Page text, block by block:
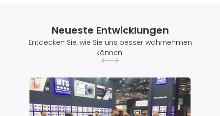
Neueste Entwicklungen
Entdecken Sie, wie Sie uns besser wahrnehmen
können.